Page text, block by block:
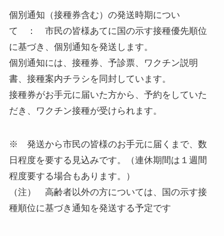
個別通知（接種券含む）の発送時期につい
て ： 市民の皆様あてに国の示す接種優先順位
に基づき、個別通知を発送します。
個別通知には、接種券、予診票、ワクチン説明
書、接種案内チラシを同封しています。
接種券がお手元に届いた方から、予約をしていた
だき、ワクチン接種が受けられます。
※ 発送から市民の皆様のお手元に届くまで、数
日程度を要する見込みです。（連休期間は１週間
程度要する場合もあります。）
（注） 高齢者以外の方については、国の示す接
種順位に基づき通知を発送する予定です